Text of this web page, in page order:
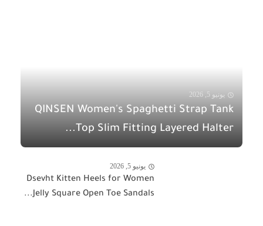
يونيو 5, 2026
QINSEN Women's Spaghetti Strap Tank
Top Slim Fitting Layered Halter...
يونيو 5, 2026
Dsevht Kitten Heels for Women
Jelly Square Open Toe Sandals...